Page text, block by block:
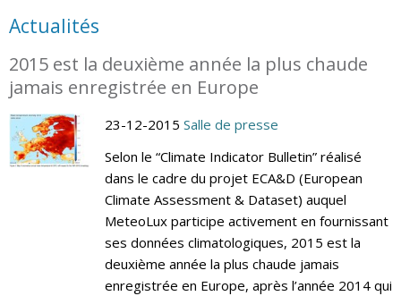
Actualités
2015 est la deuxième année la plus chaude
jamais enregistrée en Europe
23-12-2015 Salle de presse
Selon le “Climate Indicator Bulletin” réalisé
dans le cadre du projet ECA&D (European
Climate Assessment & Dataset) auquel
MeteoLux participe activement en fournissant
ses données climatologiques, 2015 est la
deuxième année la plus chaude jamais
enregistrée en Europe, après l’année 2014 qui